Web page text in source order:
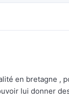
en bretagne ,
lui donner